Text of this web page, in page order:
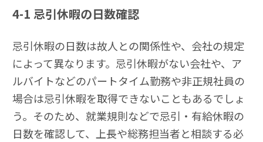
4-1 忌引休暇の日数確認
忌引休暇の日数は故人との関係性や、会社の規定
によって異なります。忌引休暇がない会社や、ア
ルバイトなどのパートタイム勤務や非正規社員の
場合は忌引休暇を取得できないこともあるでしょ
う。そのため、就業規則などで忌引・有給休暇の
日数を確認して、上長や総務担当者と相談する必